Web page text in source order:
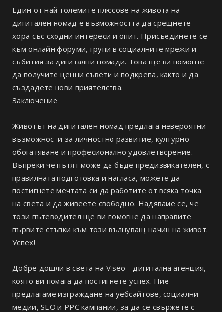
Един от най-големите плюсове на живота на
дигитален номад е възможността да срещнете
хора със сходни интереси и опит. Присъединете се
към онлайн форуми, групи в социалните мрежи и
събития за дигитални номади. Това ще ви помогне
да получите ценни съвети и подкрепа, както и да
създадете нови приятелства.
Заключение
Животът на дигитален номад предлага невероятни
възможности за личностно развитие, културно
обогатяване и професионално удовлетворение.
Въпреки че пътят може да бъде предизвикателен, с
правилната подготовка и нагласа, можете да
постигнете мечтата си да работите от всяка точка
на света и да живеете свободно. Надяваме се, че
този пътеводител ще ви помогне да направите
първите стъпки към този вълнуващ начин на живот.
Успех!
Добре дошли в света на Viseo - дигитална агенция,
която ви помага да постигнете успех. Ние
предлагаме изграждане на уебсайтове, социални
медии, SEO и PPC кампании, за да се свържете с